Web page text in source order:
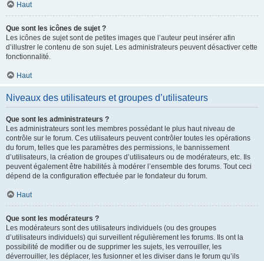
Haut
Que sont les icônes de sujet ?
Les icônes de sujet sont de petites images que l’auteur peut insérer afin
d’illustrer le contenu de son sujet. Les administrateurs peuvent désactiver cette
fonctionnalité.
Haut
Niveaux des utilisateurs et groupes d’utilisateurs
Que sont les administrateurs ?
Les administrateurs sont les membres possédant le plus haut niveau de
contrôle sur le forum. Ces utilisateurs peuvent contrôler toutes les opérations
du forum, telles que les paramètres des permissions, le bannissement
d’utilisateurs, la création de groupes d’utilisateurs ou de modérateurs, etc. Ils
peuvent également être habilités à modérer l’ensemble des forums. Tout ceci
dépend de la configuration effectuée par le fondateur du forum.
Haut
Que sont les modérateurs ?
Les modérateurs sont des utilisateurs individuels (ou des groupes
d’utilisateurs individuels) qui surveillent régulièrement les forums. Ils ont la
possibilité de modifier ou de supprimer les sujets, les verrouiller, les
déverrouiller, les déplacer, les fusionner et les diviser dans le forum qu’ils